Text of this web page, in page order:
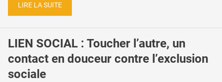
LIRE LA SUITE
LIEN SOCIAL : Toucher l’autre, un
contact en douceur contre l’exclusion
sociale